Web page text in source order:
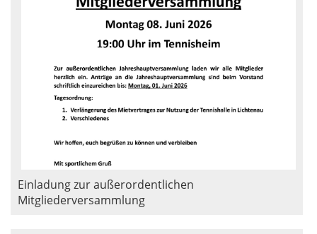
Einladung zur außerordentlichen
Mitgliederversammlung